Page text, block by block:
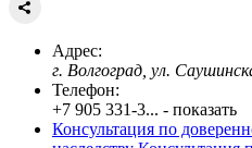
Адрес:
г. Волгоград, ул.
Телефон:
+7 905 331-3... - показать
Консультация по